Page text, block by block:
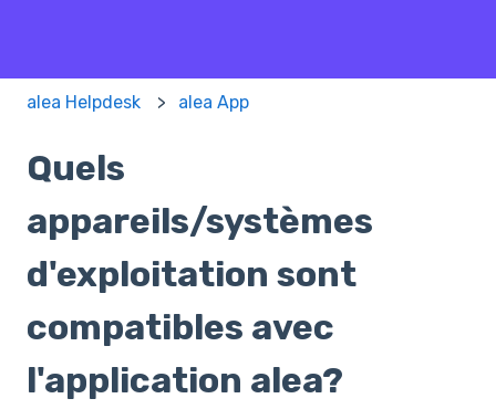
alea Helpdesk alea App
Quels
appareils/systèmes
d'exploitation sont
compatibles avec
l'application alea?